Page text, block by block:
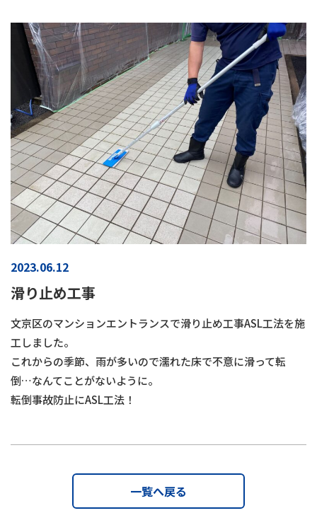
2023.06.12
滑り止め工事
文京区のマンションエントランスで滑り止め工事ASL工法を施
工しました。
これからの季節、雨が多いので濡れた床で不意に滑って転
倒…なんてことがないように。
転倒事故防止にASL工法！
一覧へ戻る